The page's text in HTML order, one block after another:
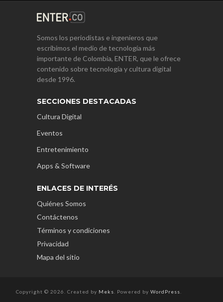
Somos los periodistas e ingenieros que
escribimos el medio de tecnología más
importante de Colombia, ENTER, que le ofrece
contenido sobre tecnología y cultura digital
desde 1996.
SECCIONES DESTACADAS
Cultura Digital
Eventos
Entretenimiento
Apps & Software
ENLACES DE INTERÉS
Quiénes Somos
Contáctenos
Términos y condiciones
Privacidad
Mapa del sitio
Copyright © 2026. Created by Meks . Powered by WordPress